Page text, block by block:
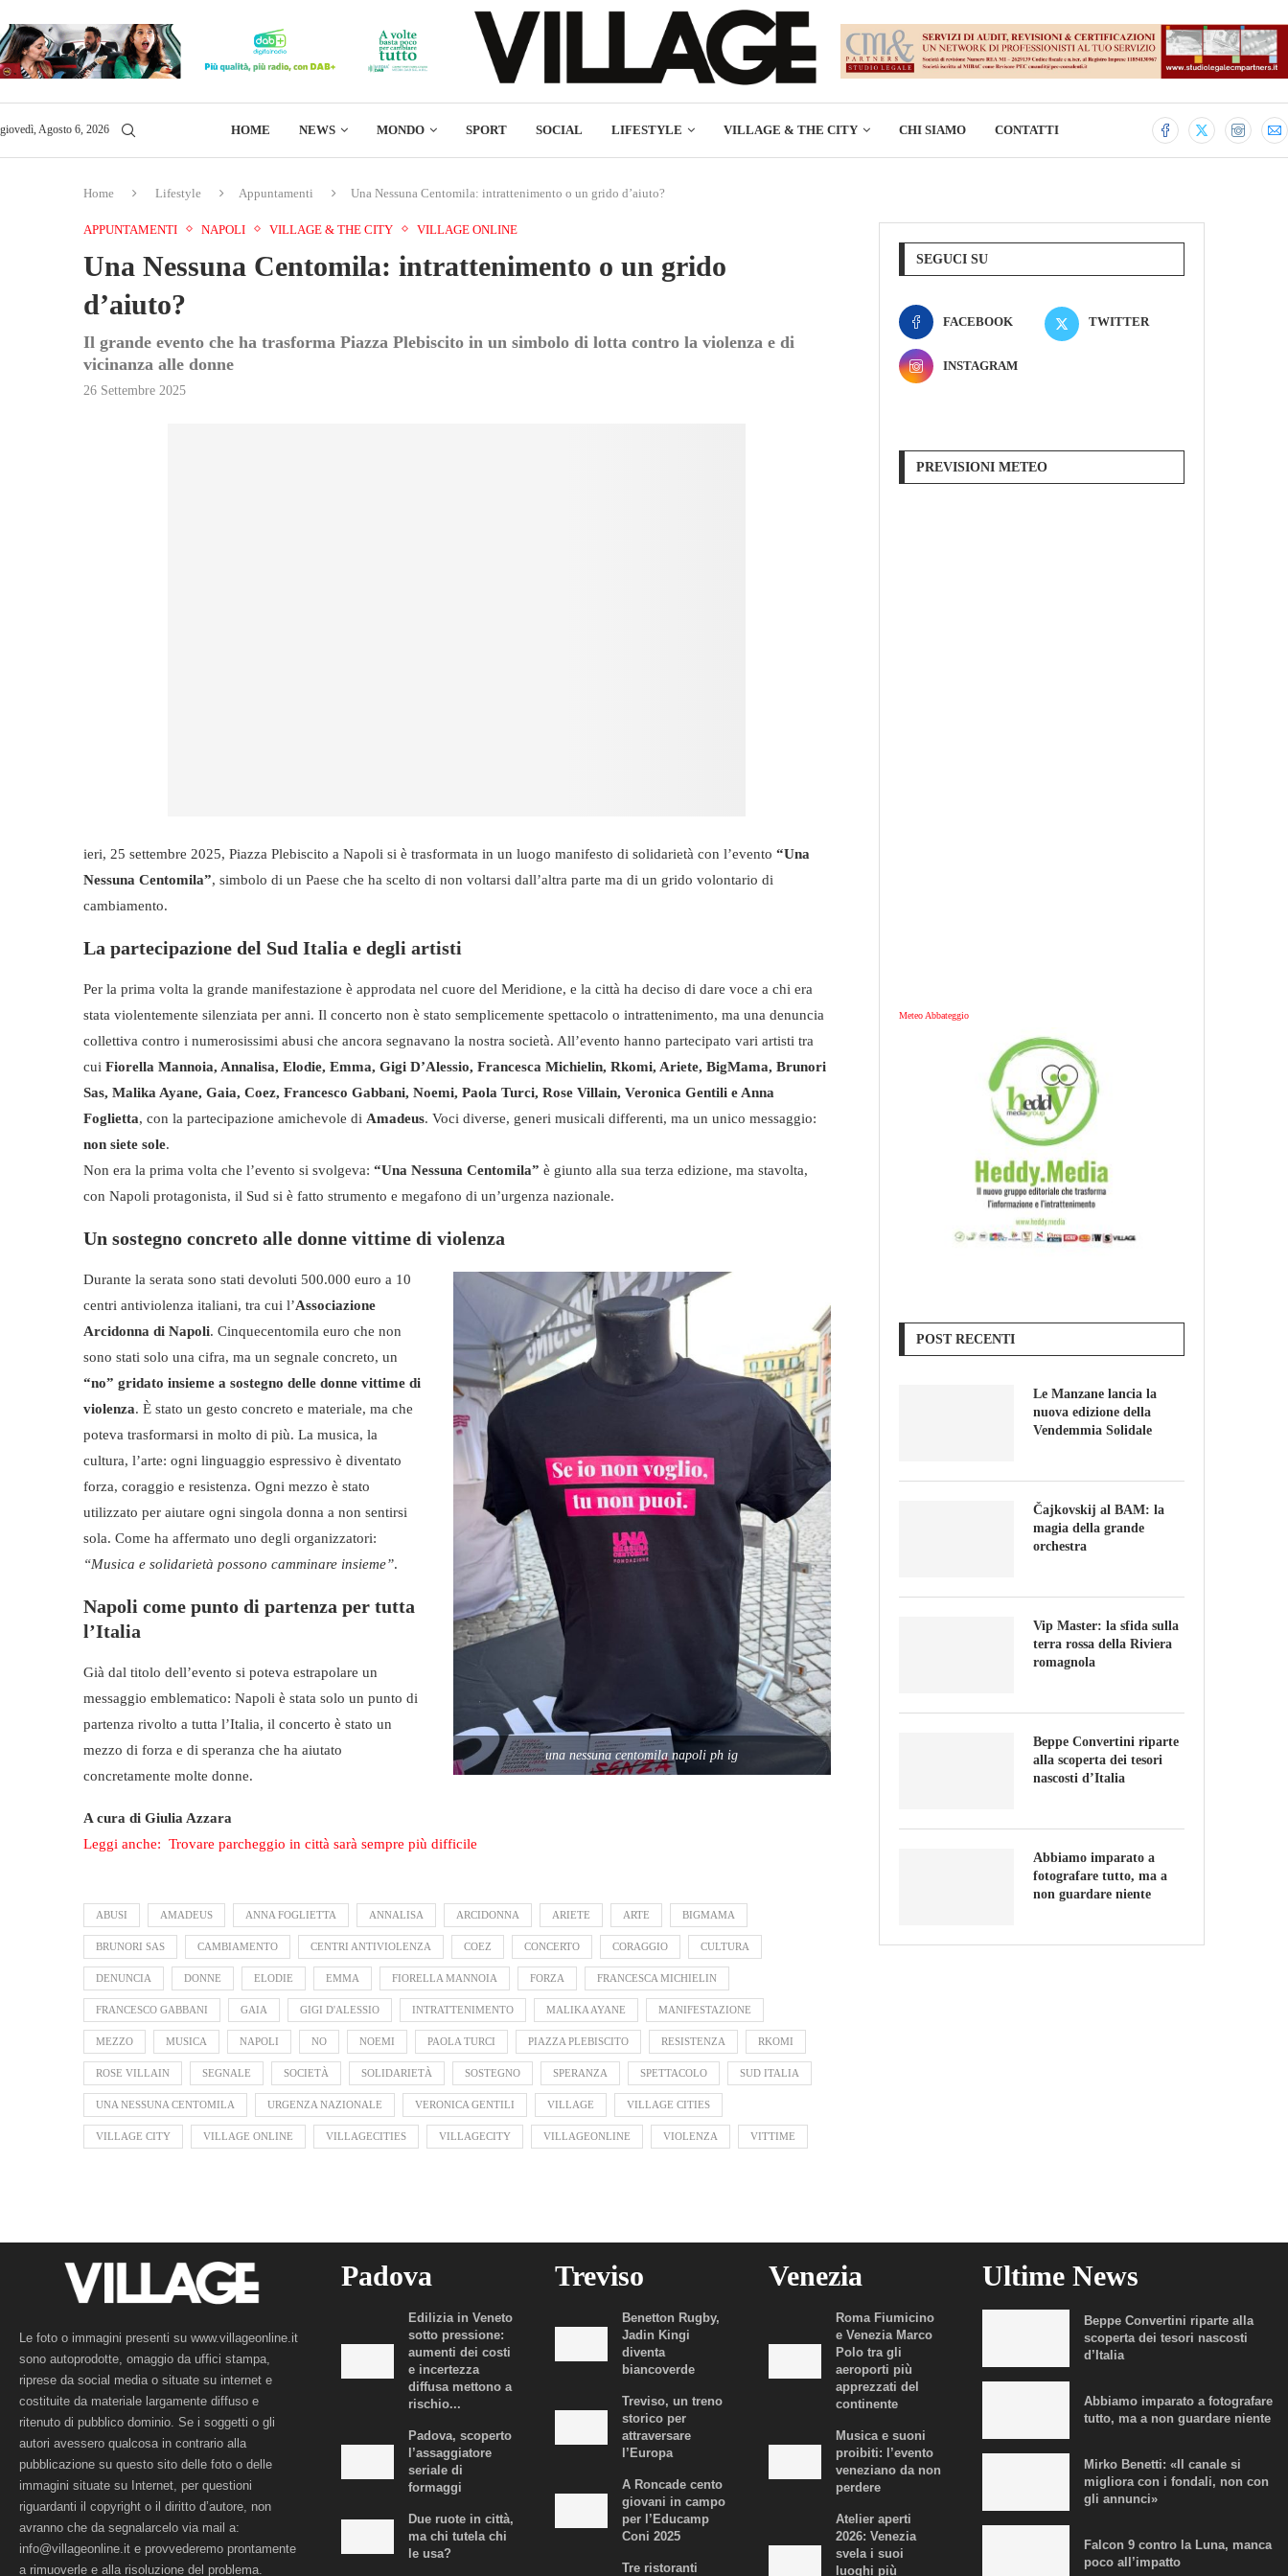
giovedì, Agosto 6, 2026 HOME NEWS MONDO SPORT SOCIAL LIFESTYLE VILLAGE & THE CITY CHI SIAMO CONTATTI
Home Lifestyle Appuntamenti Una Nessuna Centomila: intrattenimento o un grido d’aiuto?
APPUNTAMENTI NAPOLI VILLAGE & THE CITY VILLAGE ONLINE
Una Nessuna Centomila: intrattenimento o un grido
d’aiuto?
Il grande evento che ha trasforma Piazza Plebiscito in un simbolo di lotta contro la violenza e di
vicinanza alle donne
26 Settembre 2025
ieri, 25 settembre 2025, Piazza Plebiscito a Napoli si è trasformata in un luogo manifesto di solidarietà con l’evento “Una
Nessuna Centomila”, simbolo di un Paese che ha scelto di non voltarsi dall’altra parte ma di un grido volontario di
cambiamento.
La partecipazione del Sud Italia e degli artisti
Per la prima volta la grande manifestazione è approdata nel cuore del Meridione, e la città ha deciso di dare voce a chi era
stata violentemente silenziata per anni. Il concerto non è stato semplicemente spettacolo o intrattenimento, ma una denuncia
collettiva contro i numerosissimi abusi che ancora segnavano la nostra società. All’evento hanno partecipato vari artisti tra
cui Fiorella Mannoia, Annalisa, Elodie, Emma, Gigi D’Alessio, Francesca Michielin, Rkomi, Ariete, BigMama, Brunori
Sas, Malika Ayane, Gaia, Coez, Francesco Gabbani, Noemi, Paola Turci, Rose Villain, Veronica Gentili e Anna
Foglietta, con la partecipazione amichevole di Amadeus. Voci diverse, generi musicali differenti, ma un unico messaggio:
non siete sole.
Non era la prima volta che l’evento si svolgeva: “Una Nessuna Centomila” è giunto alla sua terza edizione, ma stavolta,
con Napoli protagonista, il Sud si è fatto strumento e megafono di un’urgenza nazionale.
Un sostegno concreto alle donne vittime di violenza
una nessuna centomila napoli ph ig
Durante la serata sono stati devoluti 500.000 euro a 10
centri antiviolenza italiani, tra cui l’Associazione
Arcidonna di Napoli. Cinquecentomila euro che non
sono stati solo una cifra, ma un segnale concreto, un
“no” gridato insieme a sostegno delle donne vittime di
violenza. È stato un gesto concreto e materiale, ma che
poteva trasformarsi in molto di più. La musica, la
cultura, l’arte: ogni linguaggio espressivo è diventato
forza, coraggio e resistenza. Ogni mezzo è stato
utilizzato per aiutare ogni singola donna a non sentirsi
sola. Come ha affermato uno degli organizzatori:
“Musica e solidarietà possono camminare insieme”.
Napoli come punto di partenza per tutta
l’Italia
Già dal titolo dell’evento si poteva estrapolare un
messaggio emblematico: Napoli è stata solo un punto di
partenza rivolto a tutta l’Italia, il concerto è stato un
mezzo di forza e di speranza che ha aiutato
concretamente molte donne.
A cura di Giulia Azzara
Leggi anche: Trovare parcheggio in città sarà sempre più difficile
ABUSI AMADEUS ANNA FOGLIETTA ANNALISA ARCIDONNA ARIETE ARTE BIGMAMA
BRUNORI SAS CAMBIAMENTO CENTRI ANTIVIOLENZA COEZ CONCERTO CORAGGIO CULTURA
DENUNCIA DONNE ELODIE EMMA FIORELLA MANNOIA FORZA FRANCESCA MICHIELIN
FRANCESCO GABBANI GAIA GIGI D'ALESSIO INTRATTENIMENTO MALIKA AYANE MANIFESTAZIONE
MEZZO MUSICA NAPOLI NO NOEMI PAOLA TURCI PIAZZA PLEBISCITO RESISTENZA RKOMI
ROSE VILLAIN SEGNALE SOCIETÀ SOLIDARIETÀ SOSTEGNO SPERANZA SPETTACOLO SUD ITALIA
UNA NESSUNA CENTOMILA URGENZA NAZIONALE VERONICA GENTILI VILLAGE VILLAGE CITIES
VILLAGE CITY VILLAGE ONLINE VILLAGECITIES VILLAGECITY VILLAGEONLINE VIOLENZA VITTIME
SEGUCI SU
FACEBOOK TWITTER
INSTAGRAM
PREVISIONI METEO
Meteo Abbateggio
POST RECENTI
Le Manzane lancia la
nuova edizione della
Vendemmia Solidale
Čajkovskij al BAM: la
magia della grande
orchestra
Vip Master: la sfida sulla
terra rossa della Riviera
romagnola
Beppe Convertini riparte
alla scoperta dei tesori
nascosti d’Italia
Abbiamo imparato a
fotografare tutto, ma a
non guardare niente
Le foto o immagini presenti su www.villageonline.it
sono autoprodotte, omaggio da uffici stampa,
riprese da social media o situate su internet e
costituite da materiale largamente diffuso e
ritenuto di pubblico dominio. Se i soggetti o gli
autori avessero qualcosa in contrario alla
pubblicazione su questo sito delle foto o delle
immagini situate su Internet, per questioni
riguardanti il copyright o il diritto d’autore, non
avranno che da segnalarcelo via mail a:
info@villageonline.it e provvederemo prontamente
a rimuoverle e alla risoluzione del problema.
Padova
Edilizia in Veneto
sotto pressione:
aumenti dei costi
e incertezza
diffusa mettono a
rischio...
Padova, scoperto
l’assaggiatore
seriale di
formaggi
Due ruote in città,
ma chi tutela chi
le usa?
Treviso
Benetton Rugby,
Jadin Kingi
diventa
biancoverde
Treviso, un treno
storico per
attraversare
l’Europa
A Roncade cento
giovani in campo
per l’Educamp
Coni 2025
Tre ristoranti
Venezia
Roma Fiumicino
e Venezia Marco
Polo tra gli
aeroporti più
apprezzati del
continente
Musica e suoni
proibiti: l’evento
veneziano da non
perdere
Atelier aperti
2026: Venezia
svela i suoi
luoghi più
Ultime News
Beppe Convertini riparte alla
scoperta dei tesori nascosti
d’Italia
Abbiamo imparato a fotografare
tutto, ma a non guardare niente
Mirko Benetti: «Il canale si
migliora con i fondali, non con
gli annunci»
Falcon 9 contro la Luna, manca
poco all’impatto